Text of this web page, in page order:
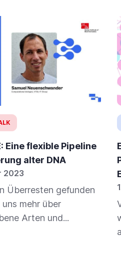
Eine flexible Pipeline
alter DNA
2023
Überresten gefunden
mehr über
Arten und...